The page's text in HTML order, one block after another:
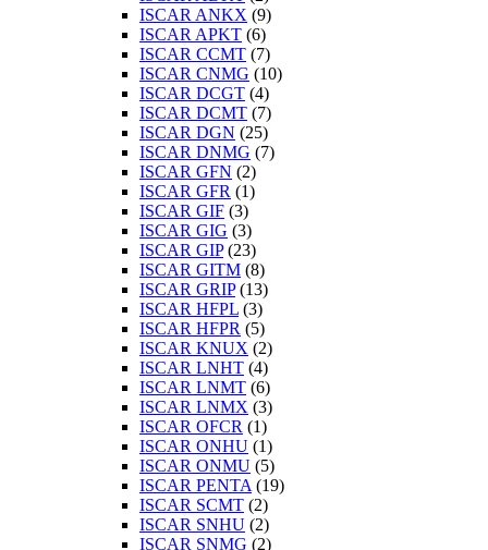
ISCAR ANKX (9)
ISCAR APKT (6)
ISCAR CCMT (7)
ISCAR CNMG (10)
ISCAR DCGT (4)
ISCAR DCMT (7)
ISCAR DGN (25)
ISCAR DNMG (7)
ISCAR GFN (2)
ISCAR GFR (1)
ISCAR GIF (3)
ISCAR GIG (3)
ISCAR GIP(23)
ISCAR GITM (8)
ISCAR GRIP(13)
ISCAR HFPL (3)
ISCAR HFPR (5)
ISCAR KNUX (2)
ISCAR LNHT (4)
ISCAR LNMT (6)
ISCAR LNMX (3)
ISCAR OFCR (1)
ISCAR ONHU (1)
ISCAR ONMU (5)
ISCAR PENTA (19)
ISCAR SCMT (2)
ISCAR SNHU (2)
ISCAR SNMG (2)